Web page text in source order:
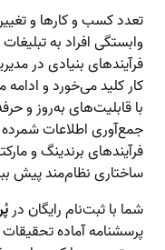
تعدد کسب و کارها و
وابستگی افراد به
فرآیندهای بنیادی در
کار کلید می‌خورد و
با قابلیت‌های به‌روز و
جمع‌آوری اطلاعات
فرآیندهای برندینگ و
ساختاری نظام‌مند پیش
شما با ثبت‌نام رایگان در
پرسشنامه آماده